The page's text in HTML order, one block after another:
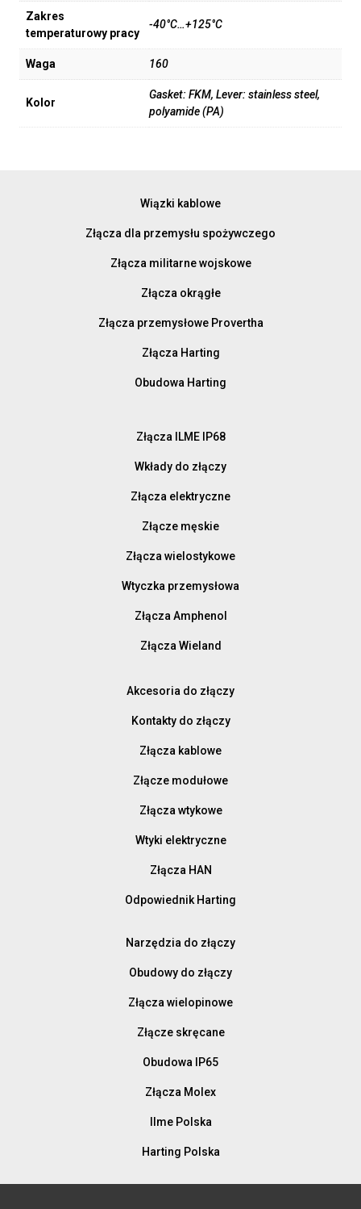
Zakres
temperaturowy pracy
-40°C…+125°C
Waga 160
Kolor
Gasket: FKM, Lever: stainless steel,
polyamide (PA)
Wiązki kablowe
Złącza dla przemysłu spożywczego
Złącza militarne wojskowe
Złącza okrągłe
Złącza przemysłowe Provertha
Złącza Harting
Obudowa Harting
Złącza ILME IP68
Wkłady do złączy
Złącza elektryczne
Złącze męskie
Złącza wielostykowe
Wtyczka przemysłowa
Złącza Amphenol
Złącza Wieland
Akcesoria do złączy
Kontakty do złączy
Złącza kablowe
Złącze modułowe
Złącza wtykowe
Wtyki elektryczne
Złącza HAN
Odpowiednik Harting
Narzędzia do złączy
Obudowy do złączy
Złącza wielopinowe
Złącze skręcane
Obudowa IP65
Złącza Molex
Ilme Polska
Harting Polska